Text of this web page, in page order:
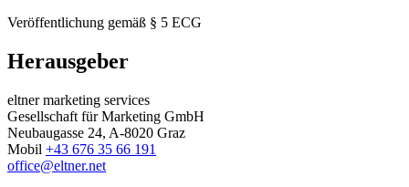
Veröffentlichung gemäß § 5 ECG
Herausgeber
eltner marketing services
Gesellschaft für Marketing GmbH
Neubaugasse 24, A-8020 Graz
Mobil +43 676 35 66 191
office@eltner.net